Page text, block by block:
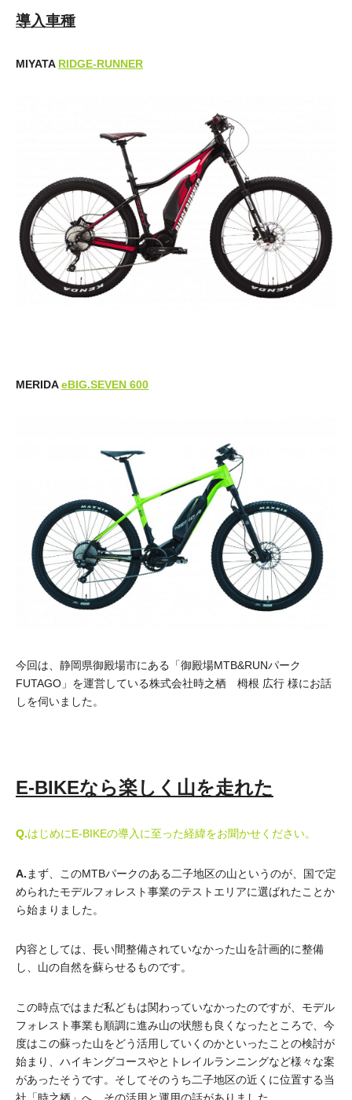
導入車種
MIYATA RIDGE-RUNNER
MERIDAeBIG.SEVEN 600
今回は、静岡県御殿場市にある「御殿場MTB&RUNパーク
FUTAGO」を運営している株式会社時之栖 栂根 広行 様にお話
しを伺いました。
E-BIKEなら楽しく山を走れた
Q.はじめにE-BIKEの導入に至った経緯をお聞かせください。
A. まず、このMTBパークのある二子地区の山というのが、国で定
められたモデルフォレスト事業のテストエリアに選ばれたことか
ら始まりました。
内容としては、長い間整備されていなかった山を計画的に整備
し、山の自然を蘇らせるものです。
この時点ではまだ私どもは関わっていなかったのですが、モデル
フォレスト事業も順調に進み山の状態も良くなったところで、今
度はこの蘇った山をどう活用していくのかといったことの検討が
始まり、ハイキングコースやとトレイルランニングなど様々な案
があったそうです。そしてそのうち二子地区の近くに位置する当
社「時之栖」へ、その活用と運用の話がありました。